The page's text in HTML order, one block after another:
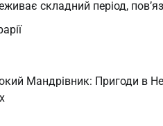
складний період,
Мандрівник: Пригоди в